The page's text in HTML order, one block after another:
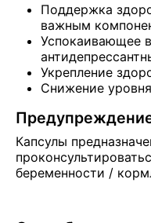
Поддержка
важным
Успокаивающее
Укрепление
Снижение
Капсулы
беременности /